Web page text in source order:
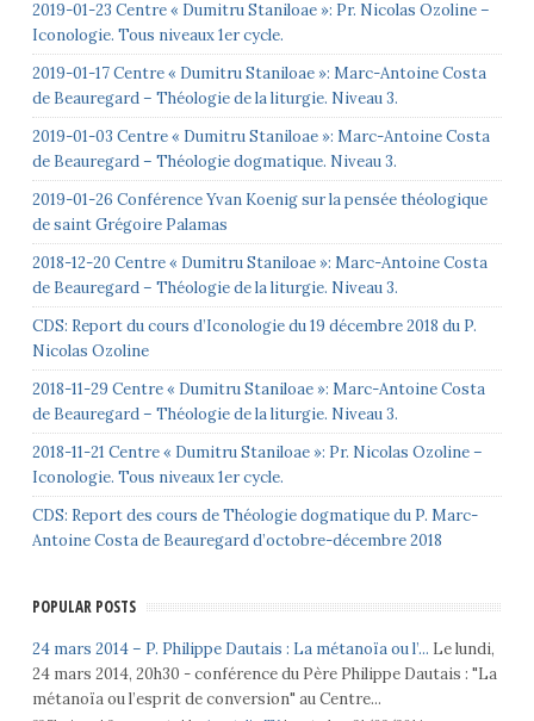
2019-01-23 Centre « Dumitru Staniloae »: Pr. Nicolas Ozoline –
Iconologie. Tous niveaux 1er cycle.
2019-01-17 Centre « Dumitru Staniloae »: Marc-Antoine Costa
de Beauregard – Théologie de la liturgie. Niveau 3.
2019-01-03 Centre « Dumitru Staniloae »: Marc-Antoine Costa
de Beauregard – Théologie dogmatique. Niveau 3.
2019-01-26 Conférence Yvan Koenig sur la pensée théologique
de saint Grégoire Palamas
2018-12-20 Centre « Dumitru Staniloae »: Marc-Antoine Costa
de Beauregard – Théologie de la liturgie. Niveau 3.
CDS: Report du cours d’Iconologie du 19 décembre 2018 du P.
Nicolas Ozoline
2018-11-29 Centre « Dumitru Staniloae »: Marc-Antoine Costa
de Beauregard – Théologie de la liturgie. Niveau 3.
2018-11-21 Centre « Dumitru Staniloae »: Pr. Nicolas Ozoline –
Iconologie. Tous niveaux 1er cycle.
CDS: Report des cours de Théologie dogmatique du P. Marc-
Antoine Costa de Beauregard d’octobre-décembre 2018
POPULAR POSTS
24 mars 2014 – P. Philippe Dautais : La métanoïa ou l’... Le lundi,
24 mars 2014, 20h30 - conférence du Père Philippe Dautais : "La
métanoïa ou l’esprit de conversion" au Centre...